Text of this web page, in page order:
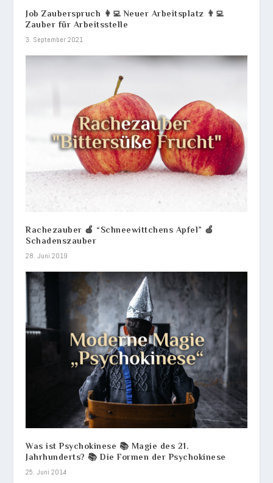
Job Zauberspruch 👩‍💻 Neuer Arbeitsplatz 👨‍💻
Zauber für Arbeitsstelle
3. September 2021
Rachezauber 🍎 “Schneewittchens Apfel” 🍏
Schadenszauber
28. Juni 2019
Was ist Psychokinese 📚 Magie des 21.
Jahrhunderts? 📚 Die Formen der Psychokinese
25. Juni 2014